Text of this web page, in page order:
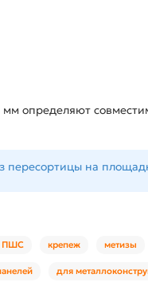
определяют
пересортицы на
ПШС крепеж метизы
для